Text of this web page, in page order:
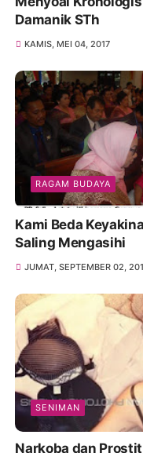
Damanik STh
KAMIS, MEI 04, 2017
RAGAM BUDAYA
Kami Beda
Saling Mengasihi
JUMAT, SEPTEMBER 02,
SENIMAN
Narkoba dan